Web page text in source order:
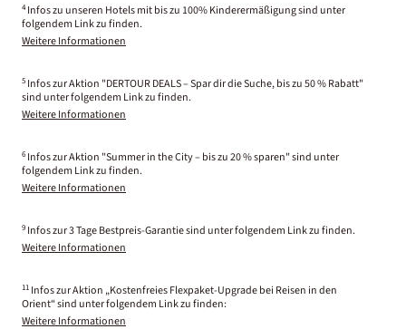
4 Infos zu unseren Hotels mit bis zu 100% Kinderermäßigung sind unter
folgendem Link zu finden.
Weitere Informationen
5 Infos zur Aktion "DERTOUR DEALS – Spar dir die Suche, bis zu 50 % Rabatt"
sind unter folgendem Link zu finden.
Weitere Informationen
6 Infos zur Aktion "Summer in the City – bis zu 20 % sparen" sind unter
folgendem Link zu finden.
Weitere Informationen
9 Infos zur 3 Tage Bestpreis-Garantie sind unter folgendem Link zu finden.
Weitere Informationen
11 Infos zur Aktion „Kostenfreies Flexpaket-Upgrade bei Reisen in den
Orient“ sind unter folgendem Link zu finden:
Weitere Informationen